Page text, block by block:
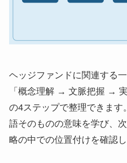
ヘッジファンドに関連する
「概念理解 → 文脈把握 →
の4ステップで整理できます
語そのものの意味を学び、
略の中での位置付けを確認し